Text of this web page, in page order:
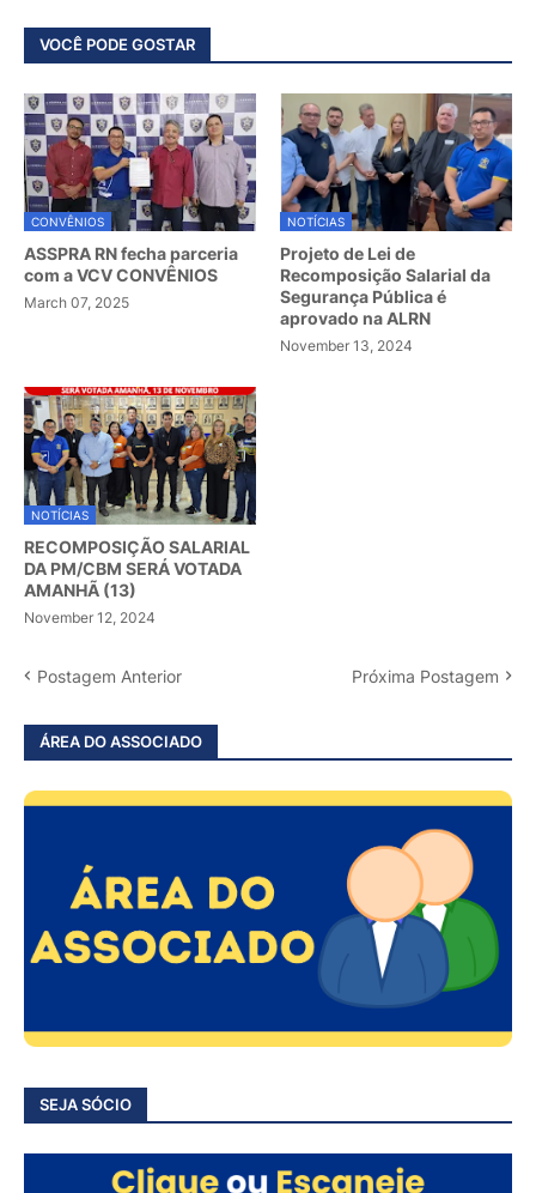
VOCÊ PODE GOSTAR
CONVÊNIOS
ASSPRA RN fecha parceria
com a VCV CONVÊNIOS
March 07, 2025
NOTÍCIAS
Projeto de Lei de
Recomposição Salarial da
Segurança Pública é
aprovado na ALRN
November 13, 2024
NOTÍCIAS
RECOMPOSIÇÃO SALARIAL
DA PM/CBM SERÁ VOTADA
AMANHÃ (13)
November 12, 2024
Postagem Anterior Próxima Postagem
ÁREA DO ASSOCIADO
SEJA SÓCIO